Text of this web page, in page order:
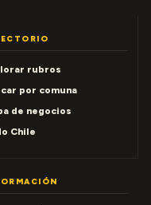
rubros
por comuna
de negocios
Chile